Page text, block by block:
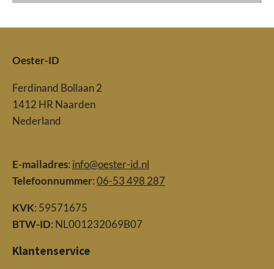
Oester-ID
Ferdinand Bollaan 2
1412 HR Naarden
Nederland
E-mailadres: info@oester-id.nl
Telefoonnummer:06-53 498 287
KVK: 59571675
BTW-ID: NL001232069B07
Klantenservice